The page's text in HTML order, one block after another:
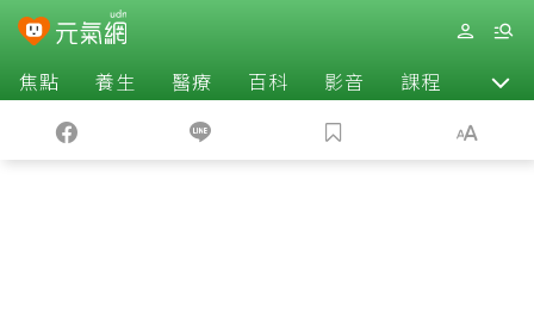
焦點 養生 醫療 百科 影音 課程 退休